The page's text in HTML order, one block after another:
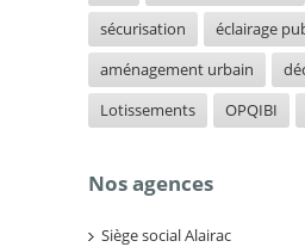
sécurisation
éclairage
aménagement urbain
Lotissements
OPQIBI
Nos agences
Siège social Alairac